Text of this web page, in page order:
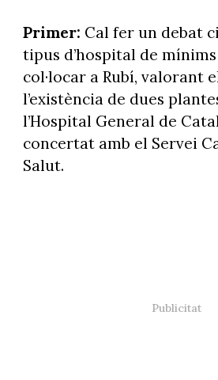
Primer: Cal fer un debat
tipus d’hospital de
col·locar a Rubí, valorant
l’existència de dues
l’Hospital General de
concertat amb el Servei
Salut.